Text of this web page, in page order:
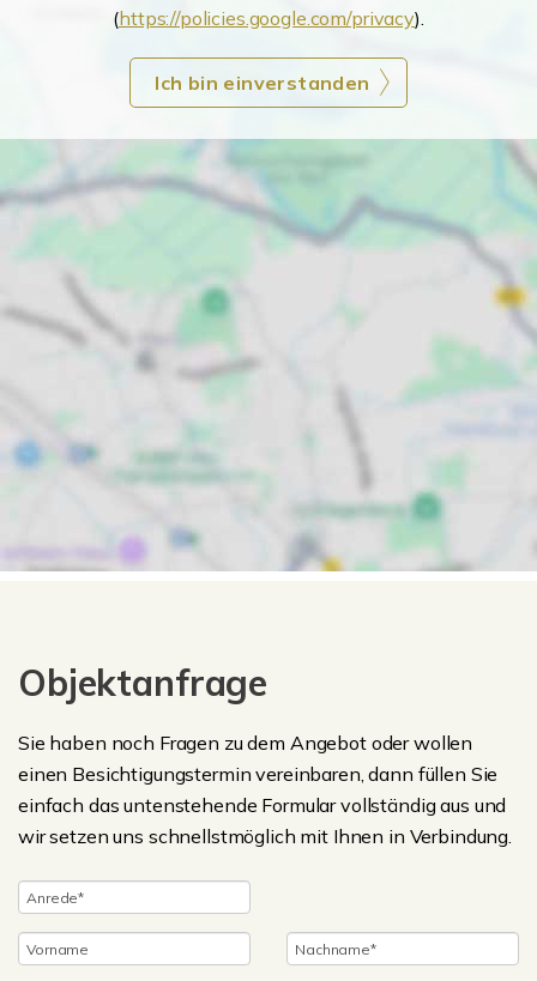
(https://policies.google.com/privacy).
Ich bin einverstanden
Objektanfrage
Sie haben noch Fragen zu dem Angebot oder wollen
einen Besichtigungstermin vereinbaren, dann füllen Sie
einfach das untenstehende Formular vollständig aus und
wir setzen uns schnellstmöglich mit Ihnen in Verbindung.